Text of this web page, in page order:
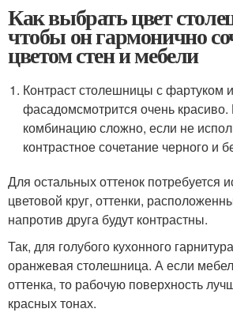
Как выбрать цвет
чтобы он гармонично
цветом стен и мебели
Контраст столешницы с фартуком
фасадомсмотрится очень красиво.
комбинацию сложно, если не
контрастное сочетание черного и
Для остальных оттенок потребуется
цветовой круг, оттенки,
напротив друга будут контрастны.
Так, для голубого кухонного
оранжевая столешница. А если
оттенка, то рабочую поверхность
красных тонах.